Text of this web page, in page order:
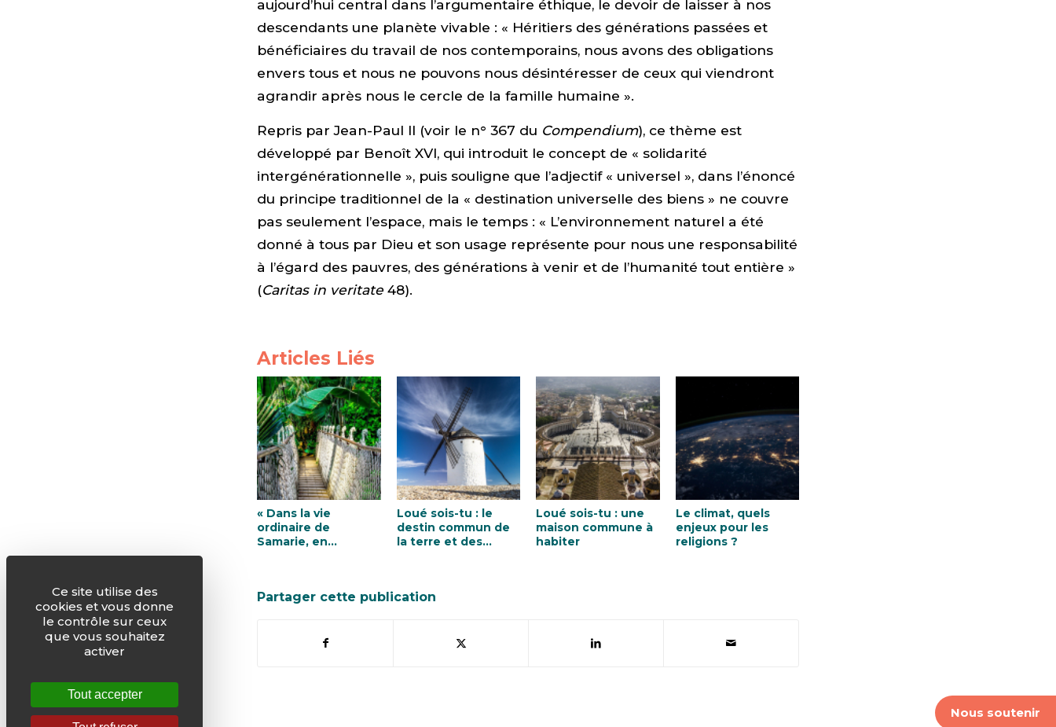
Nous soutenir
aujourd’hui central dans l’argumentaire éthique, le devoir de laisser à nos
descendants une planète vivable : « Héritiers des générations passées et
bénéficiaires du travail de nos contemporains, nous avons des obligations
envers tous et nous ne pouvons nous désintéresser de ceux qui viendront
agrandir après nous le cercle de la famille humaine ».
Repris par Jean-Paul II (voir le n° 367 du Compendium), ce thème est
développé par Benoît XVI, qui introduit le concept de « solidarité
intergénérationnelle », puis souligne que l’adjectif « universel », dans l’énoncé
du principe traditionnel de la « destination universelle des biens » ne couvre
pas seulement l’espace, mais le temps : « L’environnement naturel a été
donné à tous par Dieu et son usage représente pour nous une responsabilité
à l’égard des pauvres, des générations à venir et de l’humanité tout entière »
(Caritas in veritate48).
Articles Liés
« Dans la vie
ordinaire de
Samarie, en
Loué sois-tu : le
destin commun de
la terre et des
Loué sois-tu : une
maison commune à
habiter
Le climat, quels
enjeux pour les
religions ?
Partager cette publication
Ce site utilise des
cookies et vous donne
le contrôle sur ceux
que vous souhaitez
activer
Tout accepter